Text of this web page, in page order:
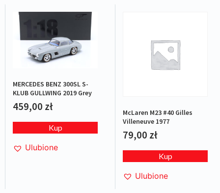
MERCEDES BENZ 300SL S-
KLUB GULLWING 2019 Grey
459,00 zł
Kup
Ulubione
McLaren M23 #40 Gilles
Villeneuve 1977
79,00 zł
Kup
Ulubione